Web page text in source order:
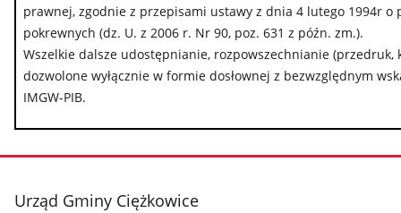
prawnej, zgodnie z przepisami ustawy z dnia 4 lutego 1994r
pokrewnych (dz. U. z 2006 r. Nr 90, poz. 631 z późn. zm.).
Wszelkie dalsze udostępnianie, rozpowszechnianie (przedruk,
dozwolone wyłącznie w formie dosłownej z bezwzględnym
IMGW-PIB.
stopka
Urząd Gminy Ciężkowice